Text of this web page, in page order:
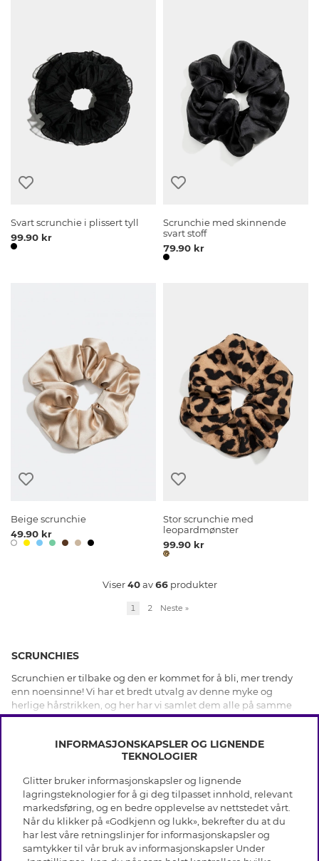
Svart scrunchie i plissert tyll
99.90 kr
Scrunchie med skinnende
svart stoff
79.90 kr
Beige scrunchie
49.90 kr
Stor scrunchie med
leopardmønster
99.90 kr
Viser40av66produkter
1 2 Neste »
SCRUNCHIES
Scrunchien er tilbake og den er kommet for å bli, mer trendy
enn noensinne! Vi har et bredt utvalg av denne myke og
herlige hårstrikken, og her har vi samlet dem alle på samme
sted. Velg og vrak mellom sesongens mest populære design. Vi
enklere og mer stilrene scrunchies. Det passer like fint til
hverdagsantrekk som til fest. Her kan du kjøpe de mest
INFO
Vilkår
Personvern
Cookies
OM GLITTER
Black Friday
INFORMASJONSKAPSLER OG LIGNENDE
TEKNOLOGIER
Glitter bruker informasjonskapsler og lignende
lagringsteknologier for å gi deg tilpasset innhold, relevant
markedsføring, og en bedre opplevelse av nettstedet vårt.
Når du klikker på «Godkjenn og lukk», bekrefter du at du
har lest våre retningslinjer for informasjonskapsler og
samtykker til vår bruk av informasjonskapsler Under